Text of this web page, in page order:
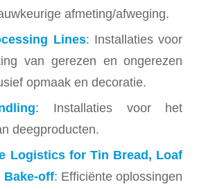
afmeting/afweging.
Lines: Installaties voor
van gerezen en ongerezen
opmaak en decoratie.
: Installaties voor het
deegproducten.
Logistics for Tin Bread, Loaf
Bake-off: Efficiënte oplossingen